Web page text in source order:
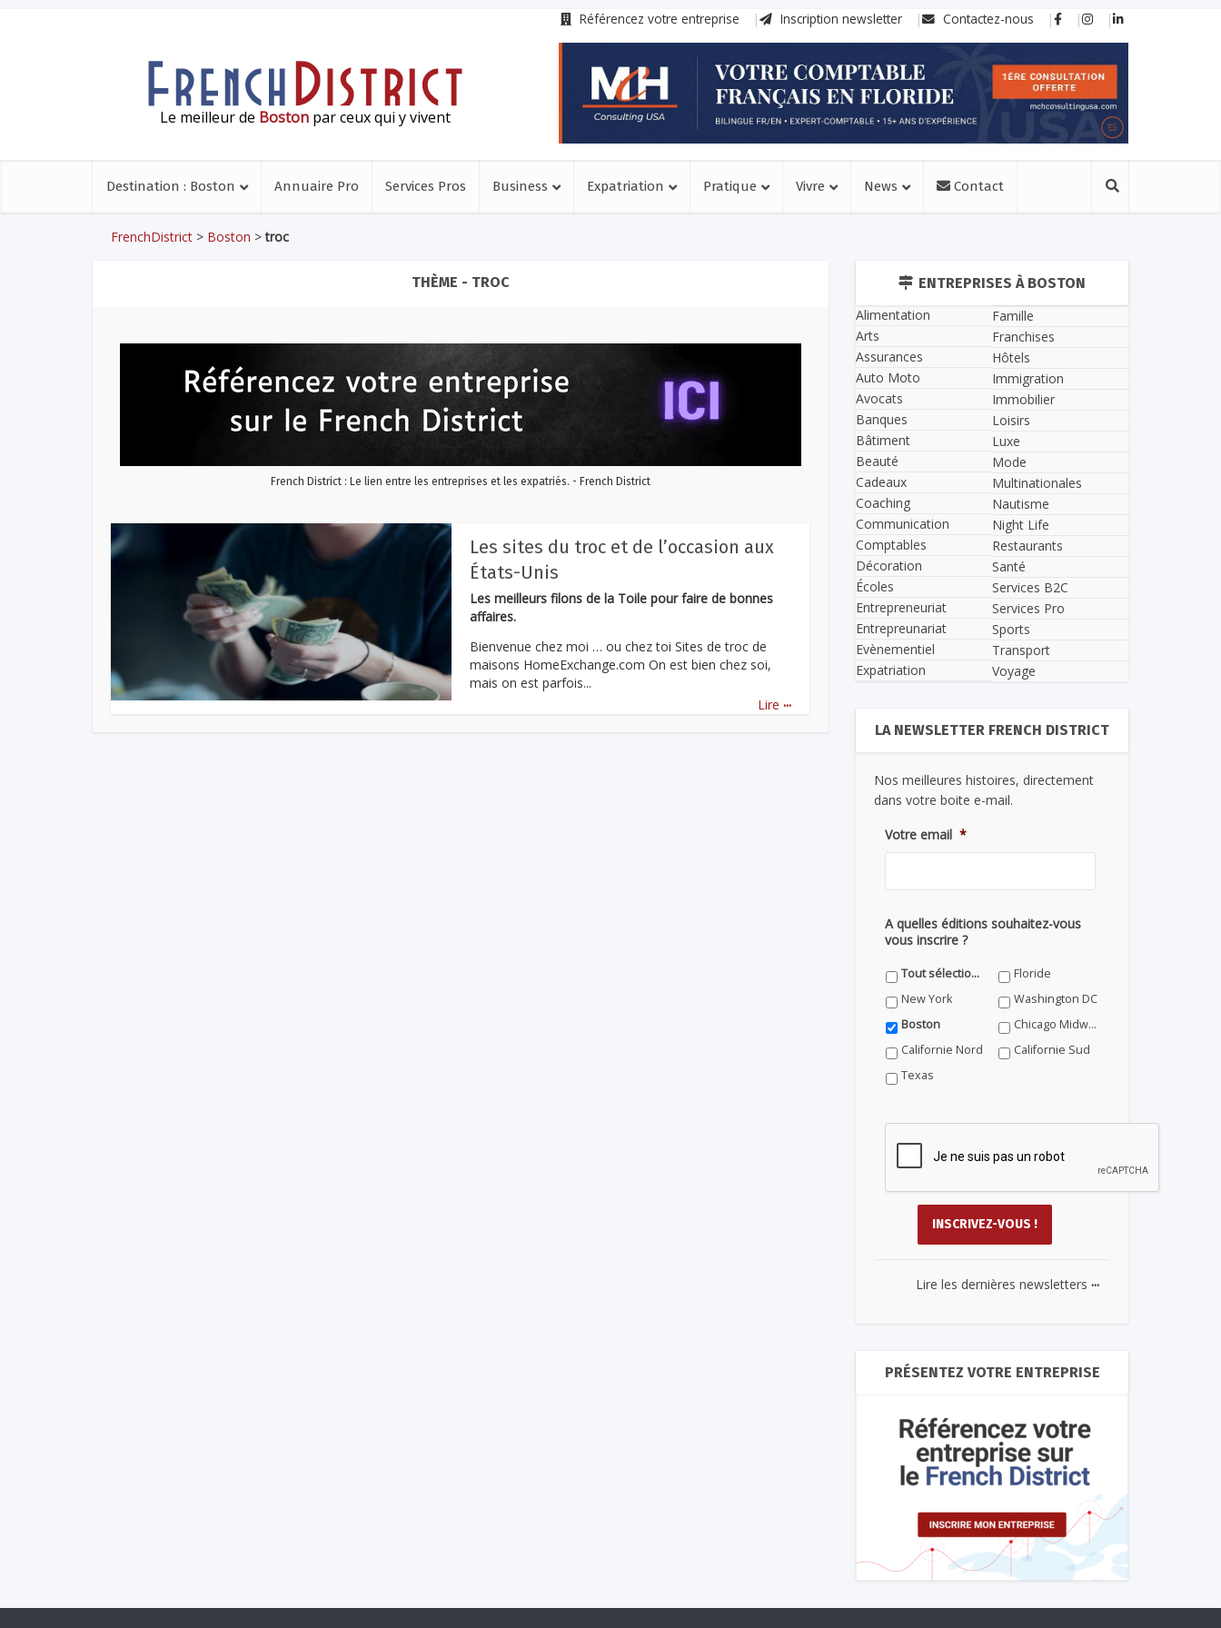
Référencez votre entreprise Inscription newsletter Contactez-nous
Le meilleur de Boston par ceux qui y vivent
Destination : Boston Annuaire Pro Services Pros Business Expatriation Pratique Vivre News Contact
FrenchDistrict > Boston >troc
THÈME - TROC
French District : Le lien entre les entreprises et les expatriés. - French District
Les sites du troc et de l’occasion aux
États-Unis
Les meilleurs filons de la Toile pour faire de bonnes
affaires.
Bienvenue chez moi … ou chez toi Sites de troc de
maisons HomeExchange.com On est bien chez soi,
mais on est parfois...
Lire ...
ENTREPRISES À BOSTON
Alimentation
Arts
Assurances
Auto Moto
Avocats
Banques
Bâtiment
Beauté
Cadeaux
Coaching
Communication
Comptables
Décoration
Écoles
Entrepreneuriat
Entrepreunariat
Evènementiel
Expatriation
Famille
Franchises
Hôtels
Immigration
Immobilier
Loisirs
Luxe
Mode
Multinationales
Nautisme
Night Life
Restaurants
Santé
Services B2C
Services Pro
Sports
Transport
Voyage
LA NEWSLETTER FRENCH DISTRICT
Nos meilleures histoires, directement
dans votre boite e-mail.
Votre email *
A quelles éditions souhaitez-vous
vous inscrire ?
Tout sélectionner
Floride
New York
Washington DC
Boston
Chicago Midwest
Californie Nord
Californie Sud
Texas
Lire les dernières newsletters ...
PRÉSENTEZ VOTRE ENTREPRISE